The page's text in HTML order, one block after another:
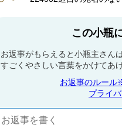
この小瓶
お返事がもらえると小瓶主さん
すごくやさしい言葉をかけてあ
お返事のルール
プライ